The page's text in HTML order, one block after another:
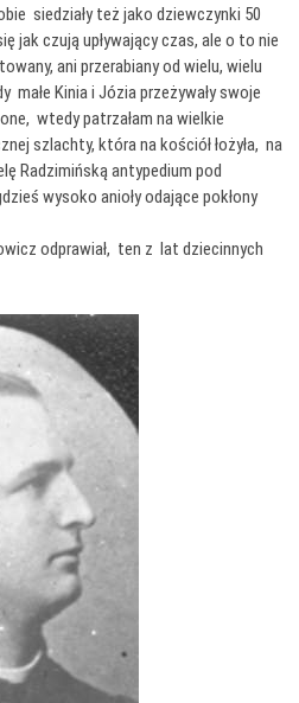
siedziały też jako dziewczynki 50
jak czują upływający czas, ale o to nie
ani przerabiany od wielu, wielu
Kinia i Józia przeżywały swoje
wtedy patrzałam na wielkie
szlachty, która na kościół łożyła, na
Radzimińską antypedium pod
wysoko anioły odające pokłony
odprawiał, ten z lat dziecinnych